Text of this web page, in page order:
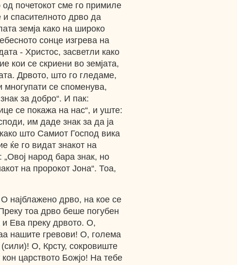
почетокот сме го примиле
спасителното дрво да
земја како на широко
сонце изгрева на
- Христос, засветли како
кои се скриени во земјата,
Дрвото, што го гледаме,
многупати се споменува,
за добро“. И пак:
се покажа на нас“, и уште:
им даде знак за да ја
што Самиот Господ вика
ќе го видат знакот на
народ бара знак, но
на пророкот Јона“. Тоа,
најблажено дрво, на кое се
тоа дрво беше погубен
и Ева преку дрвото. О,
нашите гревови! О, голема
О, Крсту, сокровиште
царството Божјо! На тебе